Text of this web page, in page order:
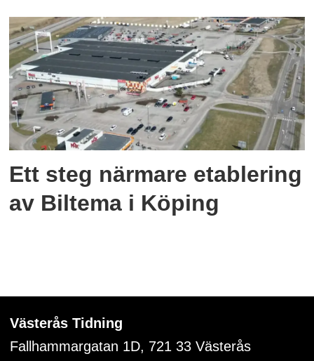
Ett steg närmare etablering
av Biltema i Köping
Västerås Tidning
Fallhammargatan 1D, 721 33Västerås